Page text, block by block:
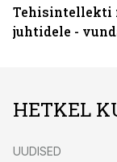
Tehisintellekti
juhtidele -
HETKEL
UUDISED